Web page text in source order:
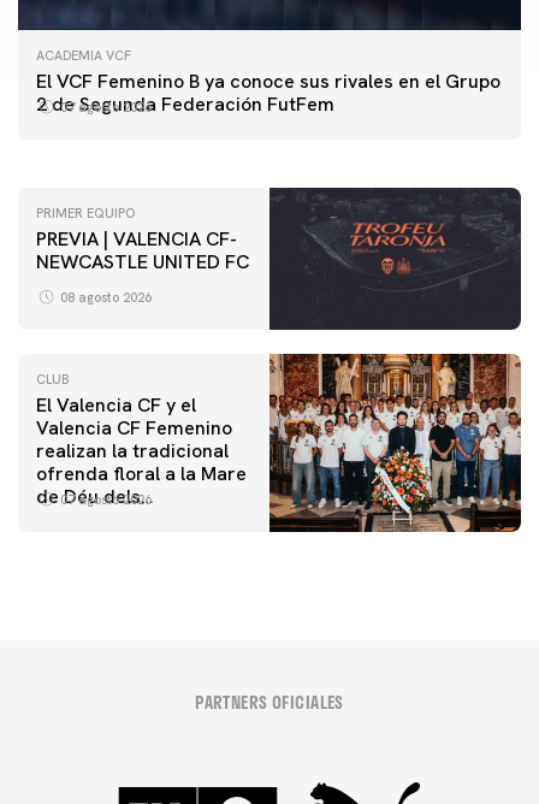
ACADEMIA VCF
El VCF Femenino B ya conoce sus rivales en el Grupo
2 de Segunda Federación FutFem
07 agosto 2026
PRIMER EQUIPO
ENTRENAMIENTO DEL VALENCIA CF 7/8/2026
PRIMER EQUIPO
PREVIA | VALENCIA CF-
NEWCASTLE UNITED FC
08 agosto 2026
CLUB
El Valencia CF y el
Valencia CF Femenino
realizan la tradicional
ofrenda floral a la Mare
de Déu dels
07 agosto 2026
PARTNERS OFICIALES